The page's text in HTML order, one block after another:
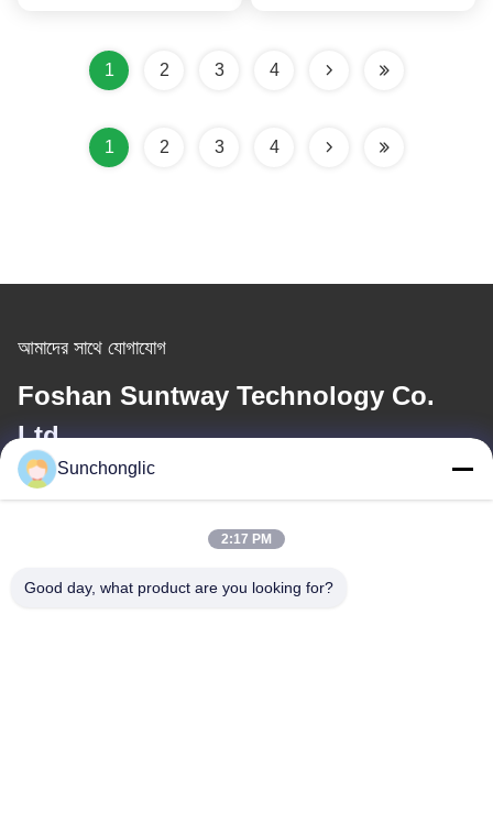
1 2 3 4
1 2 3 4
আমাদের সাথে যোগাযোগ
Foshan Suntway Technology Co.
Ltd.
ই-মেইল
factory01@sunchonglic.com
Sunchonglic
2:17 PM
Good day, what product are you looking for?